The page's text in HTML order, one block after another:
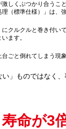
しくぶつかり合うこ
（標準仕様）」は、
クルクルと巻き付い
ます。
ごと倒れてしまう現
」ものではなく
寿命が3